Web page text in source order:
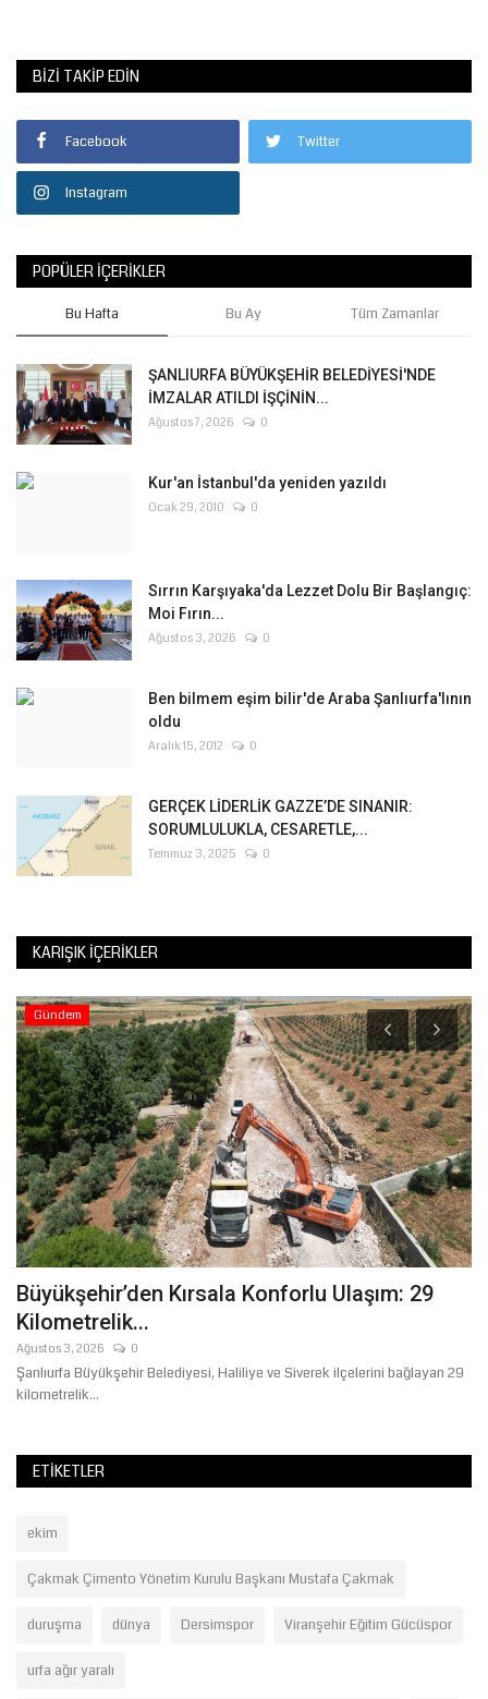
BIZI TAKIP EDIN
Facebook Twitter
Instagram
POPÜLER İÇERIKLER
Bu Hafta Bu Ay Tüm Zamanlar
ŞANLIURFA BÜYÜKŞEHİR BELEDİYESİ'NDE
İMZALAR ATILDI İŞÇİNİN...
Ağustos 7, 2026 0
Kur'an İstanbul'da yeniden yazıldı
Ocak 29, 2010 0
Sırrın Karşıyaka'da Lezzet Dolu Bir Başlangıç:
Moi Fırın...
Ağustos 3, 2026 0
Ben bilmem eşim bilir'de Araba Şanlıurfa'lının
oldu
Aralık 15, 2012 0
GERÇEK LİDERLİK GAZZE’DE SINANIR:
SORUMLULUKLA, CESARETLE,...
Temmuz 3, 2025 0
KARIŞIK İÇERIKLER
Gündem
Büyükşehir’den Kırsala Konforlu Ulaşım: 29
Kilometrelik...
Ağustos 3, 2026 0
Şanlıurfa Büyükşehir Belediyesi, Haliliye ve Siverek ilçelerini bağlayan 29
kilometrelik...
ETIKETLER
ekim
Çakmak Çimento Yönetim Kurulu Başkanı Mustafa Çakmak
duruşma dünya Dersimspor Viranşehir Eğitim Gücüspor
urfa ağır yaralı